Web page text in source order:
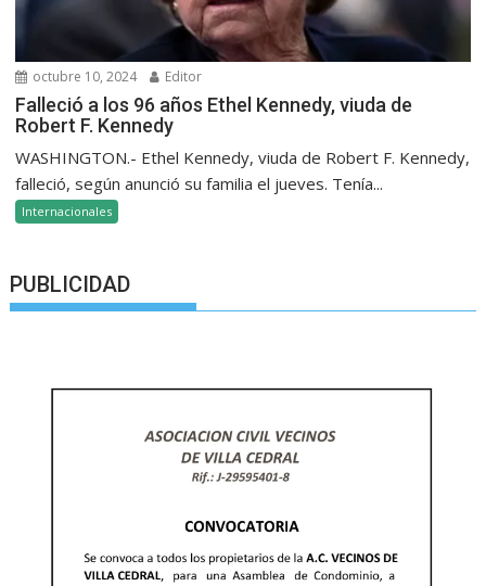
octubre 10, 2024 Editor
Falleció a los 96 años Ethel Kennedy, viuda de
Robert F. Kennedy
WASHINGTON.- Ethel Kennedy, viuda de Robert F. Kennedy,
falleció, según anunció su familia el jueves. Tenía...
Internacionales
PUBLICIDAD